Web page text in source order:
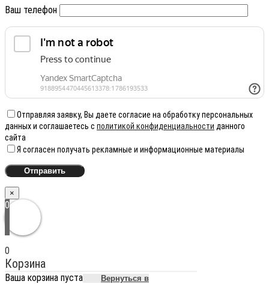
Ваш телефон
Отправляя заявку, Вы даете согласие на обработку персональных
данных и соглашаетесь с политикой конфиденциальности данного
сайта
Я согласен получать рекламные и информационные материалы
×
0
0
Корзина
Ваша корзина пуста
Вернуться в